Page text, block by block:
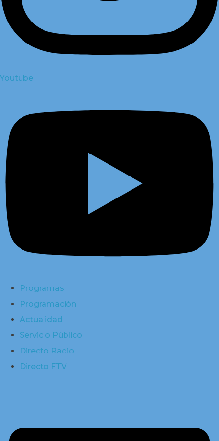
Youtube
Programas
Programación
Actualidad
Servicio Público
Directo Radio
Directo FTV